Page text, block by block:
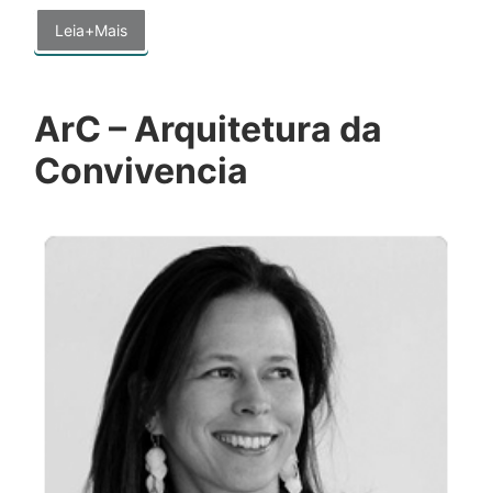
Leia+Mais
ArC – Arquitetura da
Convivencia